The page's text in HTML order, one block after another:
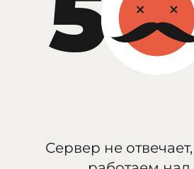
Сервер не